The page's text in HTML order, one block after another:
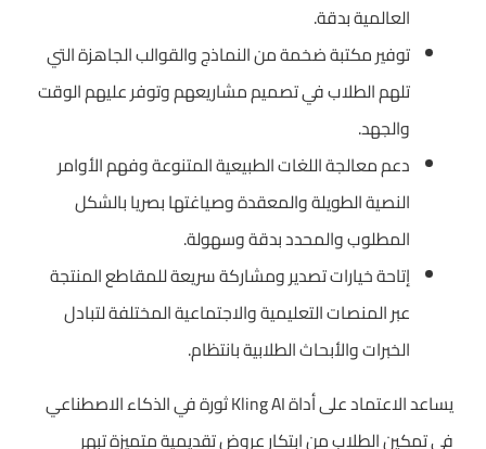
العالمية بدقة.
توفير مكتبة ضخمة من النماذج والقوالب الجاهزة التي
تلهم الطلاب في تصميم مشاريعهم وتوفر عليهم الوقت
والجهد.
دعم معالجة اللغات الطبيعية المتنوعة وفهم الأوامر
النصية الطويلة والمعقدة وصياغتها بصريا بالشكل
المطلوب والمحدد بدقة وسهولة.
إتاحة خيارات تصدير ومشاركة سريعة للمقاطع المنتجة
عبر المنصات التعليمية والاجتماعية المختلفة لتبادل
الخبرات والأبحاث الطلابية بانتظام.
يساعد الاعتماد على أداة Kling AI ثورة في الذكاء الاصطناعي
في تمكين الطلاب من ابتكار عروض تقديمية متميزة تبهر